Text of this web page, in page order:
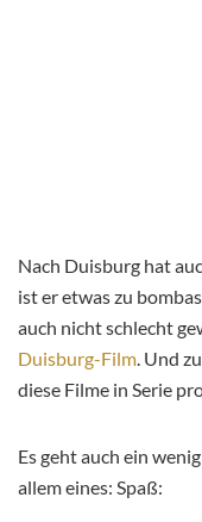
Nach Duisburg hat
ist er etwas zu
auch nicht schlecht
Duisburg-Film. Und
diese Filme in Serie
Es geht auch ein
allem eines: Spaß: